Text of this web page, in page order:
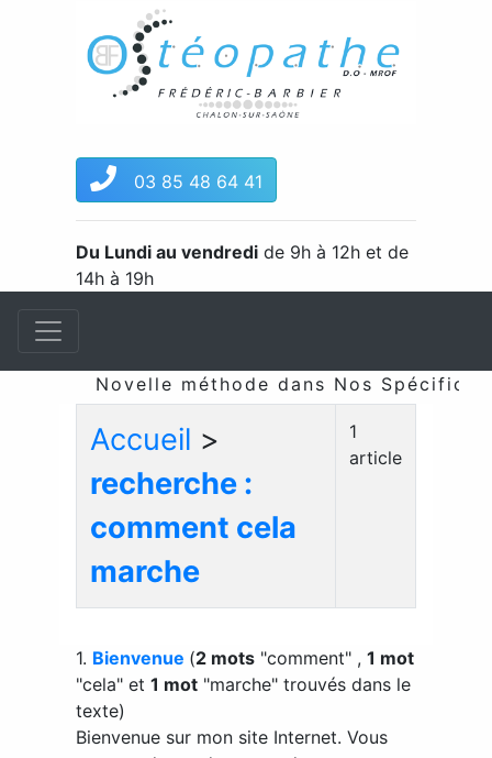
03 85 48 64 41
Du Lundi au vendredi de 9h à 12h et de
14h à 19h
Novelle méthode dans Nos
Accueil >
recherche :
comment cela
marche
1
article
1. Bienvenue (2 mots "comment" , 1 mot
"cela" et 1 mot "marche" trouvés dans le
texte)
Bienvenue sur mon site Internet. Vous